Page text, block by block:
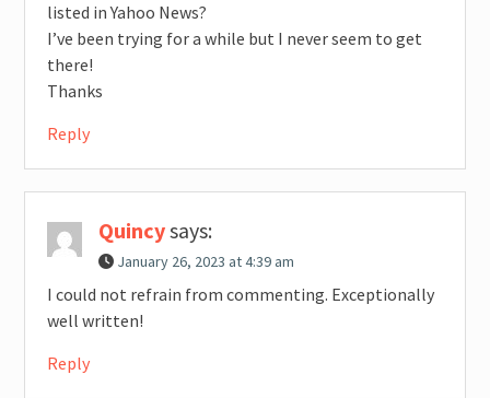
listed in Yahoo News?
I’ve been trying for a while but I never seem to get
there!
Thanks
Reply
Quincysays:
January 26, 2023 at 4:39 am
I could not refrain from commenting. Exceptionally
well written!
Reply